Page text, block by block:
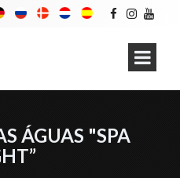
ÁGUAS "SPA